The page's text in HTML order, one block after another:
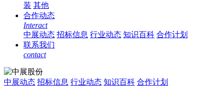
装 其他
合作动态
Interact
中展动态 招标信息 行业动态 知识百科 合作计划
联系我们
contact
中展动态 招标信息 行业动态 知识百科 合作计划